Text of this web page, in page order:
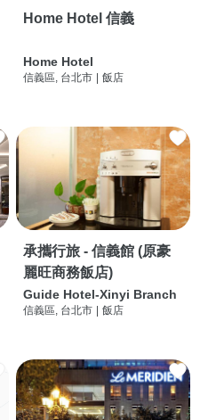
Home Hotel 信義
Home Hotel
信義區, 台北市 飯店
承攜行旅 - 信義館 (原豪
麗旺商務飯店)
Guide Hotel-Xinyi Branch
信義區, 台北市 飯店